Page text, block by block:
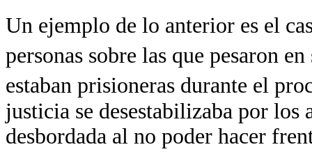
Un ejemplo de lo anterior es el
personas sobre las que pesaron
estaban prisioneras durante el
justicia se desestabilizaba por los
desbordada al no poder hacer